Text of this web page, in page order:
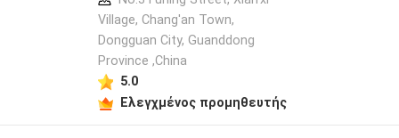
Village, Chang'an Town,
Dongguan City, Guanddong
Province ,China
5.0
Ελεγχμένος προμηθευτής